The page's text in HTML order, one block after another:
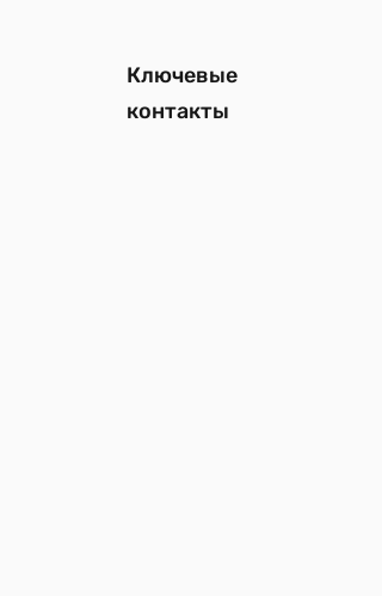
Ключевые
контакты